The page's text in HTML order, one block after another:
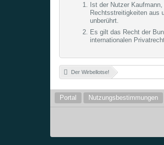
Ist der Nutzer
Rechtsstreitigkeiten aus
unberührt.
Es gilt das Recht der
internationalen
Der Wirbellotse!
Portal Nutzungsbestimmungen